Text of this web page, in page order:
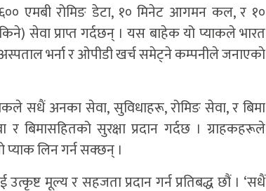
एमबी रोमिङ डेटा, १० मिनेट आगमन कल, र १०
सेवा प्राप्त गर्दछन् । यस बाहेक यो प्याकले भारत
भर्ना र ओपीडी खर्च समेट्ने कम्पनीले जनाएकाे
सधैं अनका सेवा, सुविधाहरू, रोमिङ सेवा, र बिमा
बिमासहितको सुरक्षा प्रदान गर्दछ । ग्राहकहरूले
प्याक लिन गर्न सक्छन् ।
उत्कृष्ट मूल्य र सहजता प्रदान गर्न प्रतिबद्ध छौं । ‘सधैं